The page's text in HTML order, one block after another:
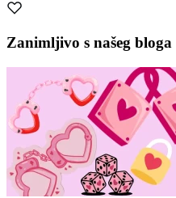
Zanimljivo s našeg bloga